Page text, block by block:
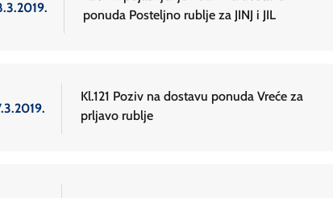
ponuda Posteljno rublje za JINJ i JIL
Kl.121 Poziv na dostavu ponuda Vreće za
prljavo rublje